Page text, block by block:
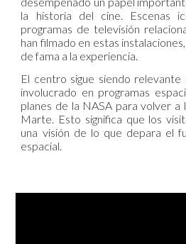
la historia del cine. Escenas
programas de televisión
han filmado en estas
de fama a la experiencia.
El centro sigue siendo
involucrado en programas
planes de la NASA para volver a
Marte. Esto significa que los
una visión de lo que depara el
espacial.